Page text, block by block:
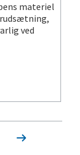
materiel
ved